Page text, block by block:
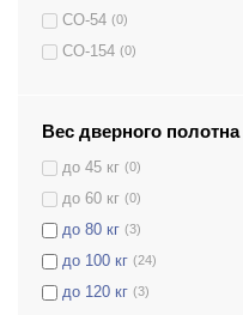
CO-54 (0)
CO-154 (0)
COU-52
COU-53 (0)
COU-53H (0)
COU-152 (0)
COU-153 (0)
D-1200 (0)
Вес дверного полотна
до 45 кг (0)
до 60 кг (0)
до 80 кг (3)
до 100 кг (24)
до 120 кг (3)